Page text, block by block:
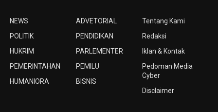
NEWS
POLITIK
HUKRIM
PEMERINTAHAN
HUMANIORA
ADVETORIAL
PENDIDIKAN
PARLEMENTER
PEMILU
BISNIS
Tentang Kami
Redaksi
Iklan & Kontak
Pedoman Media
Cyber
Disclaimer